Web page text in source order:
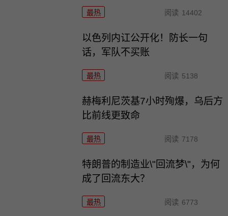
最热 阅读 14402
以色列内讧公开化！防长一句
话，军队不买账
最热 阅读 5138
赫梅利尼茨基7小时殉爆，乌后方
比前线更致命
最热 阅读 7178
特朗普的制造业\"回流梦\"，为何
成了回流东大？
最热 阅读 6773